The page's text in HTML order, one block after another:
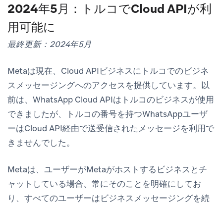
2024年5月：トルコでCloud APIが利
用可能に
最終更新：2024年5月
Metaは現在、Cloud APIビジネスにトルコでのビジネ
スメッセージングへのアクセスを提供しています。以
前は、WhatsApp Cloud APIはトルコのビジネスが使用
できましたが、トルコの番号を持つWhatsAppユーザ
ーはCloud API経由で送受信されたメッセージを利用で
きませんでした。
Metaは、ユーザーがMetaがホストするビジネスとチ
ャットしている場合、常にそのことを明確にしてお
り、すべてのユーザーはビジネスメッセージングを続